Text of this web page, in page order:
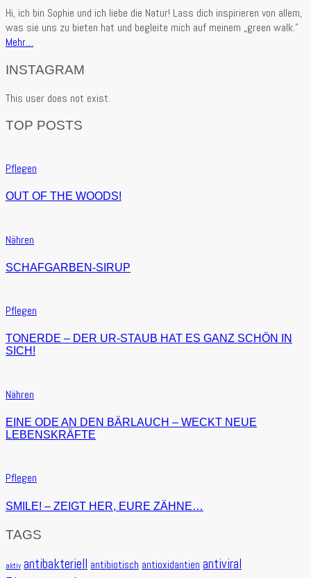
Hi, ich bin Sophie und ich liebe die Natur! Lass dich inspirieren von allem,
was sie uns zu bieten hat und begleite mich auf meinem „green walk.”
Mehr…
INSTAGRAM
This user does not exist.
TOP POSTS
Pflegen
OUT OF THE WOODS!
Nähren
SCHAFGARBEN-SIRUP
Pflegen
TONERDE – DER UR-STAUB HAT ES GANZ SCHÖN IN
SICH!
Nähren
EINE ODE AN DEN BÄRLAUCH – WECKT NEUE
LEBENSKRÄFTE
Pflegen
SMILE! – ZEIGT HER, EURE ZÄHNE…
TAGS
aktiv antibakteriell antibiotisch antioxidantien antiviral